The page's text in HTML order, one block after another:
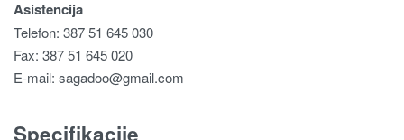
Asistencija
Telefon: 387 51 645 030
Fax: 387 51 645 020
E-mail: sagadoo@gmail.com
Specifikacije